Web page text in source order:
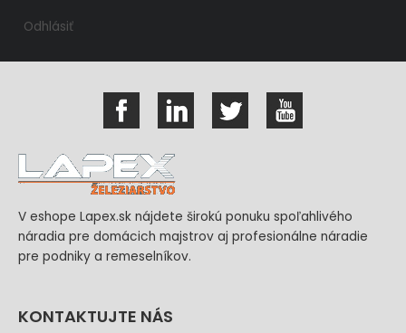
Odhlásiť
V eshope Lapex.sk nájdete širokú ponuku spoľahlivého
náradia pre domácich majstrov aj profesionálne náradie
pre podniky a remeselníkov.
KONTAKTUJTE NÁS